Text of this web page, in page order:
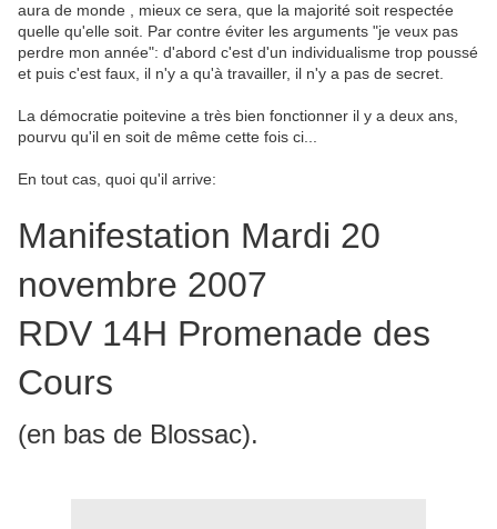
aura de monde , mieux ce sera, que la majorité soit respectée
quelle qu'elle soit. Par contre éviter les arguments "je veux pas
perdre mon année": d'abord c'est d'un individualisme trop poussé
et puis c'est faux, il n'y a qu'à travailler, il n'y a pas de secret.
La démocratie poitevine a très bien fonctionner il y a deux ans,
pourvu qu'il en soit de même cette fois ci...
En tout cas, quoi qu'il arrive:
Manifestation Mardi 20
novembre 2007
RDV 14H Promenade des
Cours
(en bas de Blossac).